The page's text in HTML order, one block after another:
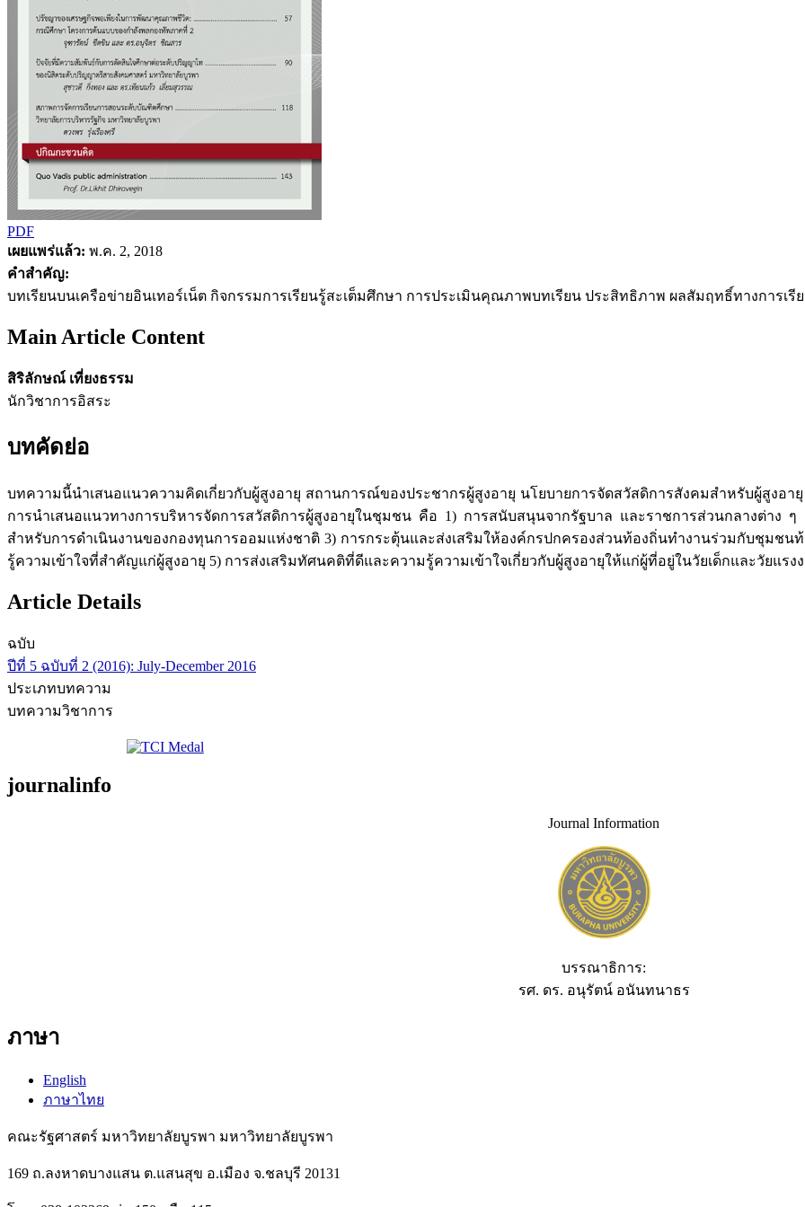
PDF
เผยแพร่แล้ว: พ.ค. 2, 2018
คำสำคัญ:
บทเรียนบนเครือข่ายอินเทอร์เน็ต กิจกรรมการเรียนรู้สะเต็มศึกษา การประเมินคุณภาพบทเรียน ประสิทธิภาพ ผลสัมฤทธิ์ทางการเรี
Main Article Content
สิริลักษณ์ เที่ยงธรรม
นักวิชาการอิสระ
บทคัดย่อ
บทความนี้นำเสนอแนวความคิดเกี่ยวกับผู้สูงอายุ สถานการณ์ของประชากรผู้สูงอายุ นโยบายการจัดสวัสดิการสังคมสำหรับผู้สูงอา
การนำเสนอแนวทางการบริหารจัดการสวัสดิการผู้สูงอายุในชุมชน คือ 1) การสนับสนุนจากรัฐบาล และราชการส่วนกลางต่าง ๆ
สำหรับการดำเนินงานของกองทุนการออมแห่งชาติ 3) การกระตุ้นและส่งเสริมให้องค์กรปกครองส่วนท้องถิ่นทำงานร่วมกับชุมชน
รู้ความเข้าใจที่สำคัญแก่ผู้สูงอายุ 5) การส่งเสริมทัศนคติที่ดีและความรู้ความเข้าใจเกี่ยวกับผู้สูงอายุให้แก่ผู้ที่อยู่ในวัยเด็กและวัยแรง
Article Details
ฉบับ
ปีที่ 5 ฉบับที่ 2 (2016): July-December 2016
ประเภทบทความ
บทความวิชาการ
journalinfo
Journal Information
บรรณาธิการ:
รศ. ดร. อนุรัตน์ อนันทนาธร
ภาษา
English
ภาษาไทย
คณะรัฐศาสตร์ มหาวิทยาลัยบูรพา มหาวิทยาลัยบูรพา
169 ถ.ลงหาดบางแสน ต.แสนสุข อ.เมือง จ.ชลบุรี 20131